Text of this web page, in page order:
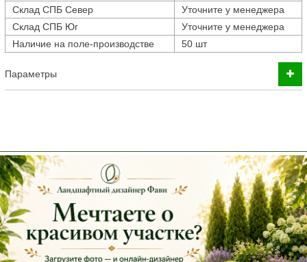
Склад СПБ Север
Уточните у менеджера
Склад СПБ Юг
Уточните у менеджера
Наличие на поле-производстве
50 шт
Параметры